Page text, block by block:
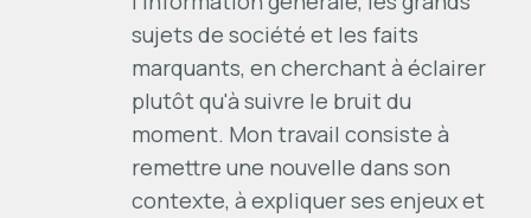
sujets de société et les faits
marquants, en cherchant à éclairer
plutôt qu'à suivre le bruit du
moment. Mon travail consiste à
remettre une nouvelle dans son
contexte, à expliquer ses enjeux et